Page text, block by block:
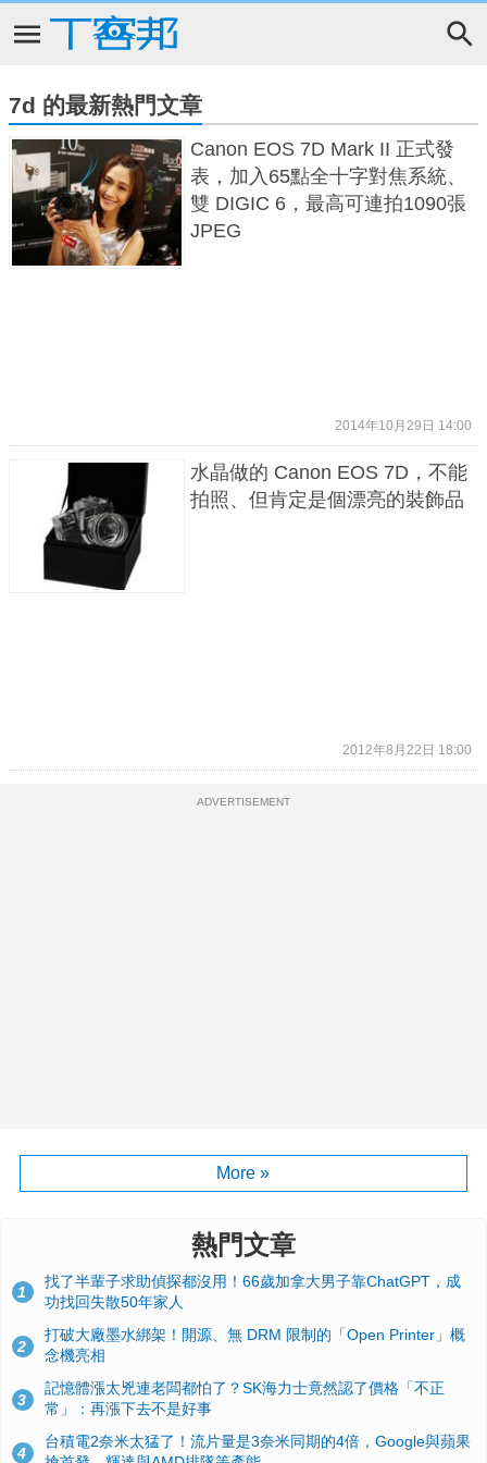
7d 的最新熱門文章
Canon EOS 7D Mark II 正式發
表，加入65點全十字對焦系統、
雙 DIGIC 6，最高可連拍1090張
JPEG
2014年10月29日 14:00
水晶做的 Canon EOS 7D，不能
拍照、但肯定是個漂亮的裝飾品
2012年8月22日 18:00
ADVERTISEMENT
More »
熱門文章
1
找了半輩子求助偵探都沒用！66歲加拿大男子靠ChatGPT，成
功找回失散50年家人
2
打破大廠墨水綁架！開源、無 DRM 限制的「Open Printer」概
念機亮相
3
記憶體漲太兇連老闆都怕了？SK海力士竟然認了價格「不正
常」：再漲下去不是好事
4
台積電2奈米太猛了！流片量是3奈米同期的4倍，Google與蘋果